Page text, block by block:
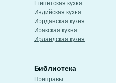
Египетская кухня
Индийская кухня
Иорданская кухня
Иракская кухня
Ирландская кухня
Библиотека
Приправы